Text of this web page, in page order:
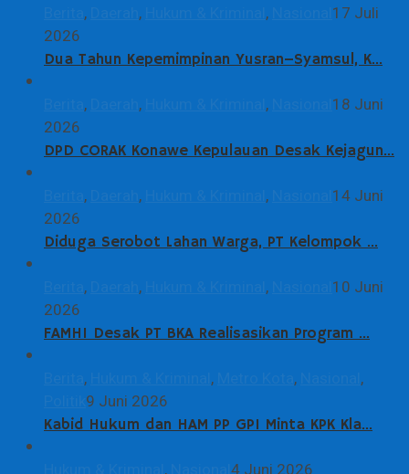
, , ,
17 Juli
2026
Dua Tahun Kepemimpinan Yusran–Syamsul, K…
, , ,
18 Juni
2026
DPD CORAK Konawe Kepulauan Desak Kejagun…
, , ,
14 Juni
2026
Diduga Serobot Lahan Warga, PT Kelompok …
, , ,
10 Juni
2026
FAMHI Desak PT BKA Realisasikan Program …
, , ,
,
9 Juni 2026
Kabid Hukum dan HAM PP GPI Minta KPK Kla…